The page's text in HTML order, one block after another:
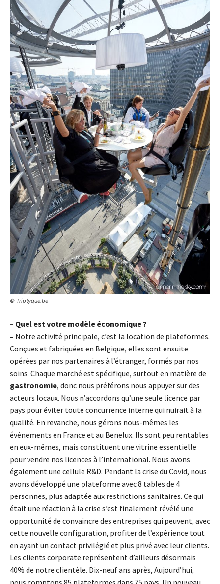
© Triptyque.be
– Quel est votre modèle économique ?
– Notre activité principale, c’est la location de plateformes.
Conçues et fabriquées en Belgique, elles sont ensuite
opérées par nos partenaires à l’étranger, formés par nos
soins. Chaque marché est spécifique, surtout en matière de
gastronomie, donc nous préférons nous appuyer sur des
acteurs locaux. Nous n’accordons qu’une seule licence par
pays pour éviter toute concurrence interne qui nuirait à la
qualité. En revanche, nous gérons nous-mêmes les
événements en France et au Benelux. Ils sont peu rentables
en eux-mêmes, mais constituent une vitrine essentielle
pour vendre nos licences à l’international. Nous avons
également une cellule R&D. Pendant la crise du Covid, nous
avons développé une plateforme avec 8 tables de 4
personnes, plus adaptée aux restrictions sanitaires. Ce qui
était une réaction à la crise s’est finalement révélé une
opportunité de convaincre des entreprises qui peuvent, avec
cette nouvelle configuration, profiter de l’expérience tout
en ayant un contact privilégié et plus privé avec leur clients.
Les clients corporate représentent d’ailleurs désormais
40% de notre clientèle. Dix-neuf ans après, Aujourd’hui,